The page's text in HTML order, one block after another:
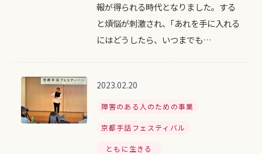
報が得られる時代となりました。する
と煩悩が刺激され、｢あれを手に入れる
にはどうしたら、いつまでも…
2023.02.20
障害のある人のための事業
京都手話フェスティバル
ともに生きる